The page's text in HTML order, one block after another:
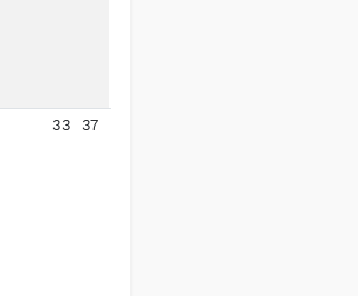
33 37